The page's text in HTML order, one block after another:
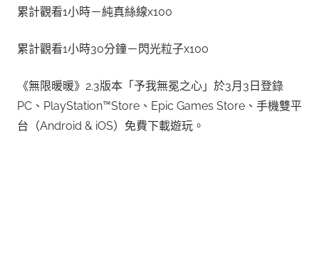
累計觀看1小時－純真絲線x100
累計觀看1小時30分鐘－閃光粒子x100
《無限暖暖》2.3版本「予我無冕之心」於3月3日登錄
PC、PlayStation™Store、Epic Games Store、手機雙平
台（Android & iOS）免費下載遊玩。